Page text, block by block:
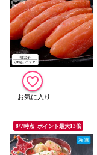
8/7時点_ポイント最大13倍